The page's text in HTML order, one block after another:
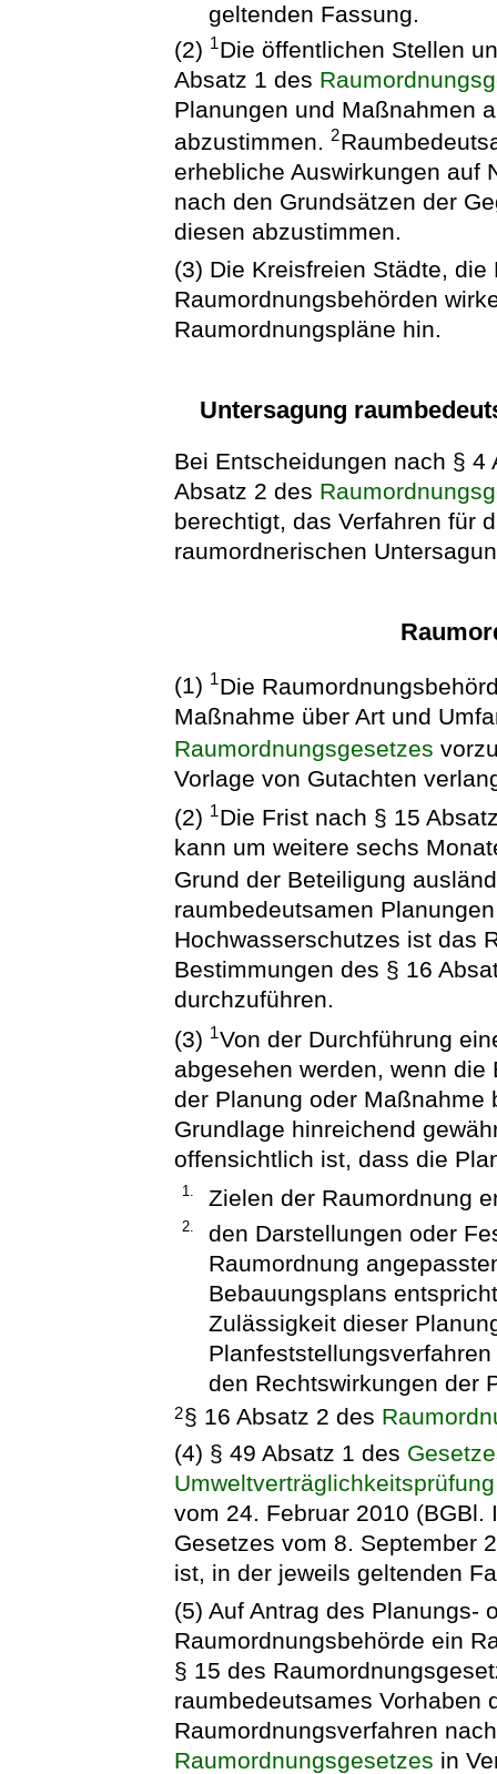
geltenden Fassung.
(2) 1Die öffentlichen Stellen
Absatz 1 des
Planungen und Maßnahmen
abzustimmen.2
erhebliche Auswirkungen auf
nach den Grundsätzen der
diesen abzustimmen.
(3) Die Kreisfreien Städte,
Raumordnungsbehörden
Raumordnungspläne hin.
Untersagung
Bei Entscheidungen nach §
Absatz 2 des
berechtigt, das Verfahren für
raumordnerischen
(1) 1Die
Maßnahme über Art und
Raumordnungsgesetzes
Vorlage von Gutachten
(2) 1Die Frist nach § 15
kann um weitere sechs
Grund der Beteiligung
raumbedeutsamen
Hochwasserschutzes ist das
Bestimmungen des § 16
durchzuführen.
(3) 1Von der Durchführung
abgesehen werden, wenn
der Planung oder Maßnahme
Grundlage hinreichend
offensichtlich ist, dass die
1. Zielen der Raumordnung
2.
den Darstellungen oder
Raumordnung
Bebauungsplans
Zulässigkeit dieser
den Rechtswirkungen der
2§ 16 Absatz 2 des
(4) § 49 Absatz 1 des
Umweltverträglichkeitsprüfung
vom 24. Februar 2010
Gesetzes vom 8. September
ist, in der jeweils geltenden
(5) Auf Antrag des Planungs-
Raumordnungsbehörde ein
§ 15 des
raumbedeutsames Vorhaben
Raumordnungsverfahren
Raumordnungsgesetzes in